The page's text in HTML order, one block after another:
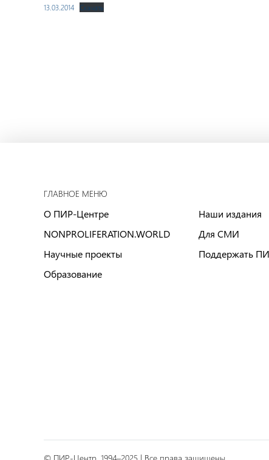
13.03.2014 Скачать
ГЛАВНОЕ МЕНЮ
О ПИР-Центре
NONPROLIFERATION.WORLD
Научные проекты
Образование
Наши издания
Для СМИ
Поддержать